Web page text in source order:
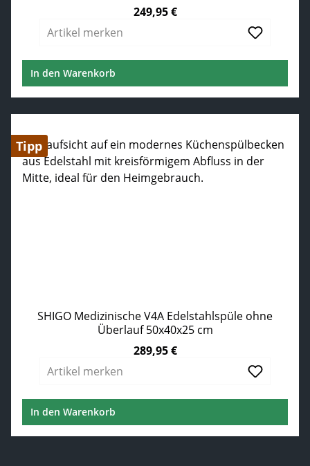
249,95 €
Artikel merken
In den Warenkorb
Tipp
SHIGO Medizinische V4A Edelstahlspüle ohne
Überlauf 50x40x25 cm
289,95 €
Artikel merken
In den Warenkorb